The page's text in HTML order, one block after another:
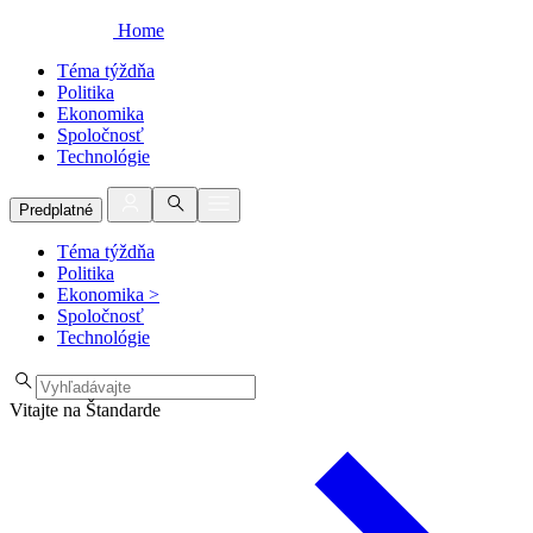
Home
Téma týždňa
Politika
Ekonomika
Spoločnosť
Technológie
Predplatné
Téma týždňa
Politika
Ekonomika >
Spoločnosť
Technológie
Vitajte na Štandarde